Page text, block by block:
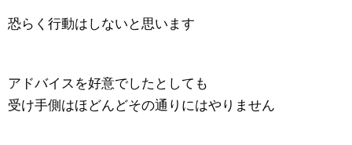
恐らく行動はしないと思います
アドバイスを好意でしたとしても
受け手側はほどんどその通りにはやりません